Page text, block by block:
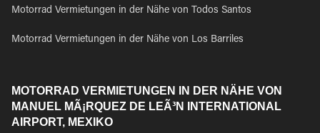
Motorrad Vermietungen in der Nähe von Todos Santos
Motorrad Vermietungen in der Nähe von Los Barriles
MOTORRAD VERMIETUNGEN IN DER NÄHE VON
MANUEL MÃ¡RQUEZ DE LEÃ³N INTERNATIONAL
AIRPORT, MEXIKO